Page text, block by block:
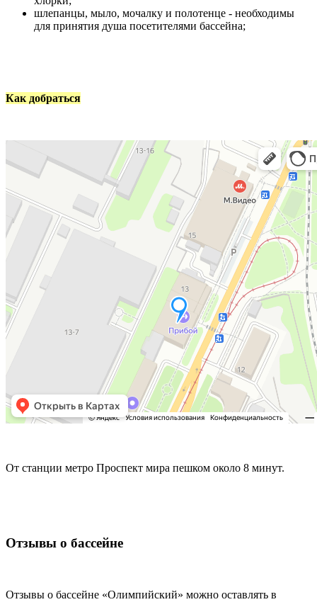
шлепанцы, мыло, мочалку и полотенце - необходимы
для принятия душа посетителями бассейна;
Как добраться
От станции метро Проспект мира пешком около 8 минут.
Отзывы о бассейне
Отзывы о бассейне «Олимпийский» можно оставлять в